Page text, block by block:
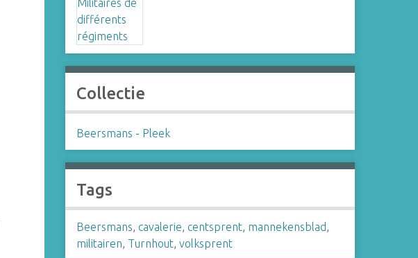
Collectie
Beersmans - Pleek
Tags
Beersmans, cavalerie, centsprent, mannekensblad,
militairen, Turnhout, volksprent